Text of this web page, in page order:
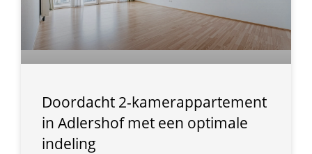
Doordacht 2-kamerappartement
in Adlershof met een optimale
indeling